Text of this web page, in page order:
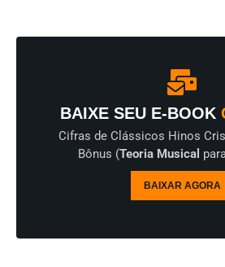
BAIXE SEU E-BOOK
Cifras de Clássicos Hinos
Bônus (Teoria Musical
BAIXAR AGORA